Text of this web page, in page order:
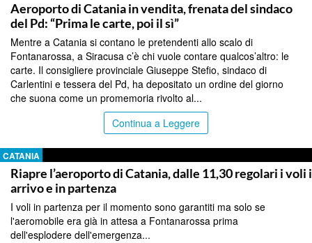
Aeroporto di Catania in vendita, frenata del sindaco
del Pd: “Prima le carte, poi il sì”
Mentre a Catania si contano le pretendenti allo scalo di
Fontanarossa, a Siracusa c’è chi vuole contare qualcos’altro: le
carte. Il consigliere provinciale Giuseppe Stefio, sindaco di
Carlentini e tessera del Pd, ha depositato un ordine del giorno
che suona come un promemoria rivolto al...
Continua a Leggere
CATANIA
Riapre l’aeroporto di Catania, dalle 11,30 regolari i voli
arrivo e in partenza
I voli in partenza per il momento sono garantiti ma solo se
l'aeromobile era già in attesa a Fontanarossa prima
dell'esplodere dell'emergenza...